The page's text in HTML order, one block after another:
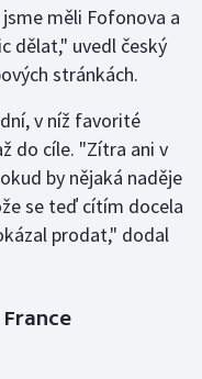
měli Fofonova a
dělat," uvedl český
stránkách.
v níž favorité
do cíle. "Zítra ani v
by nějaká naděje
se teď cítím docela
prodat," dodal